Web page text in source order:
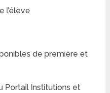
l’élève
de première et
Portail Institutions et